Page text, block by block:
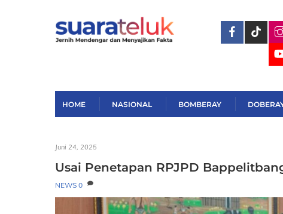
HOME NASIONAL BOMBERAY
Juni 24, 2025
Usai Penetapan RPJPD
NEWS 0